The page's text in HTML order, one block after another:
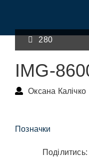
280
IMG-
Оксана Калічко
Позначки
Поділитись: